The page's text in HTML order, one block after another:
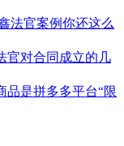
法官案例你还这么
对合同成立的几
是拼多多平台“限